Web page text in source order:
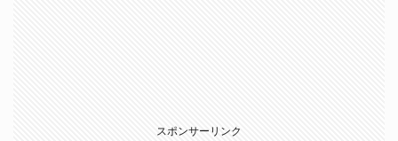
スポンサーリンク